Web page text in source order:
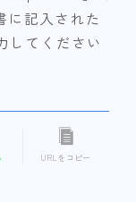
に記入された
してください
URLをコピー